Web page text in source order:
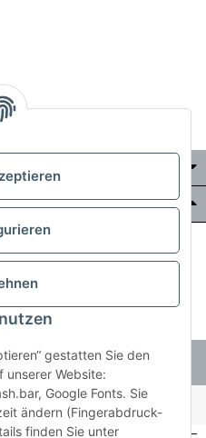
3512485
gestatten Sie den
unserer Website:
Google Fonts. Sie
ändern (Fingerabdruck-
finden Sie unter